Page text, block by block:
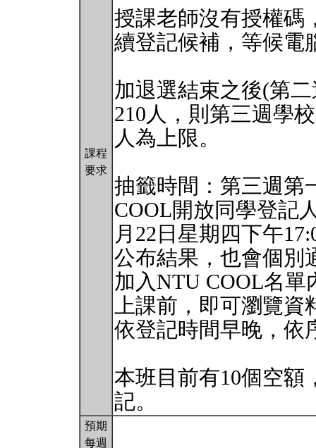
課程
要求
授課老師沒有授權碼
續登記候補，等候電
加退選結束之後(第
210人，則第三週學
人為上限。
抽籤時間：第三週第
COOL開放同學登記
月22日星期四下午
公布結果，也會個別
加入NTU COOL名單
上課前，即可瀏覽資
依登記時間早晚，依
本班目前有10個空額
記。
預期
每週